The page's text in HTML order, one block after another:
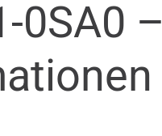
0SA0 –